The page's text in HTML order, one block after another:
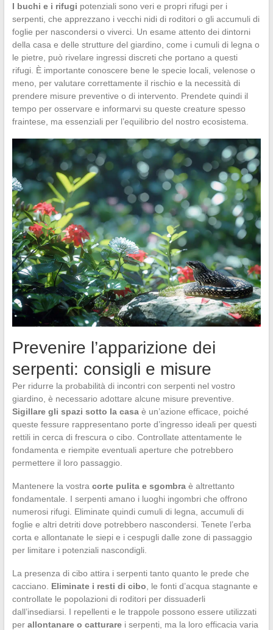
I buchi e i rifugi potenziali sono veri e propri rifugi per i
serpenti, che apprezzano i vecchi nidi di roditori o gli accumuli di
foglie per nascondersi o viverci. Un esame attento dei dintorni
della casa e delle strutture del giardino, come i cumuli di legna o
le pietre, può rivelare ingressi discreti che portano a questi
rifugi. È importante conoscere bene le specie locali, velenose o
meno, per valutare correttamente il rischio e la necessità di
prendere misure preventive o di intervento. Prendete quindi il
tempo per osservare e informarvi su queste creature spesso
fraintese, ma essenziali per l’equilibrio del nostro ecosistema.
Prevenire l’apparizione dei
serpenti: consigli e misure
Per ridurre la probabilità di incontri con serpenti nel vostro
giardino, è necessario adottare alcune misure preventive.
Sigillare gli spazi sotto la casaè un’azione efficace, poiché
queste fessure rappresentano porte d’ingresso ideali per questi
rettili in cerca di frescura o cibo. Controllate attentamente le
fondamenta e riempite eventuali aperture che potrebbero
permettere il loro passaggio.
Mantenere la vostra corte pulita e sgombraè altrettanto
fondamentale. I serpenti amano i luoghi ingombri che offrono
numerosi rifugi. Eliminate quindi cumuli di legna, accumuli di
foglie e altri detriti dove potrebbero nascondersi. Tenete l’erba
corta e allontanate le siepi e i cespugli dalle zone di passaggio
per limitare i potenziali nascondigli.
La presenza di cibo attira i serpenti tanto quanto le prede che
cacciano. Eliminate i resti di cibo , le fonti d’acqua stagnante e
controllate le popolazioni di roditori per dissuaderli
dall’insediarsi. I repellenti e le trappole possono essere utilizzati
per allontanare o catturarei serpenti, ma la loro efficacia varia